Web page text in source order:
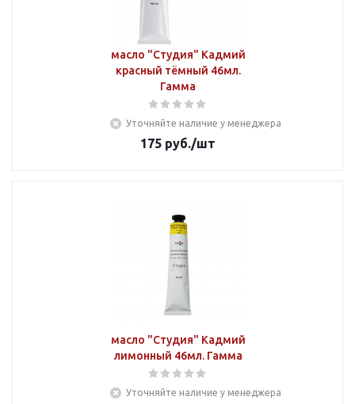
масло "Студия" Кадмий
красный тёмный 46мл.
Гамма
Уточняйте наличие у менеджера
175 руб./шт
масло "Студия" Кадмий
лимонный 46мл. Гамма
Уточняйте наличие у менеджера